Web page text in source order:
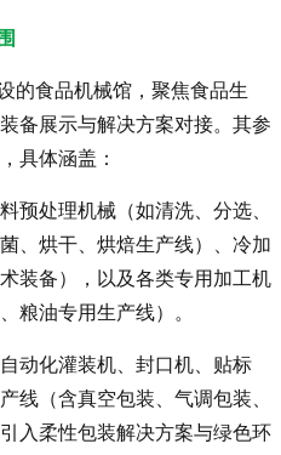
的食品机械馆，聚焦食品生
备展示与解决方案对接。其参
具体涵盖：
预处理机械（如清洗、分选、
、烘干、烘焙生产线）、冷加
装备），以及各类专用加工机
粮油专用生产线）。
动化灌装机、封口机、贴标
线（含真空包装、气调包装、
入柔性包装解决方案与绿色环